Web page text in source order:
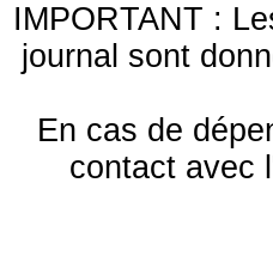
IMPORTANT :
journal sont
En cas de
contact avec